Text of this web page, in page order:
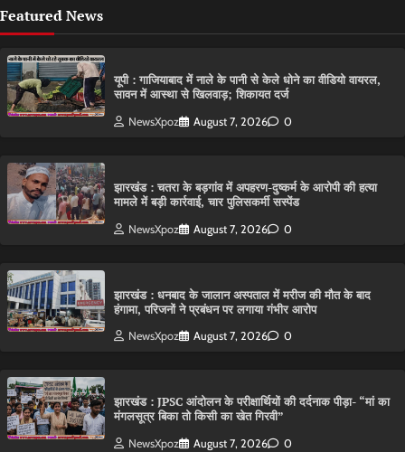
Featured News
यूपी : गाजियाबाद में नाले के पानी से केले धोने का वीडियो वायरल,
सावन में आस्था से खिलवाड़; शिकायत दर्ज
NewsXpoz August 7, 2026 0
झारखंड : चतरा के बड़गांव में अपहरण-दुष्कर्म के आरोपी की हत्या
मामले में बड़ी कार्रवाई, चार पुलिसकर्मी सस्पेंड
NewsXpoz August 7, 2026 0
झारखंड : धनबाद के जालान अस्पताल में मरीज की मौत के बाद
हंगामा, परिजनों ने प्रबंधन पर लगाया गंभीर आरोप
NewsXpoz August 7, 2026 0
झारखंड : JPSC आंदोलन के परीक्षार्थियों की दर्दनाक पीड़ा- “मां का
मंगलसूत्र बिका तो किसी का खेत गिरवी”
NewsXpoz August 7, 2026 0